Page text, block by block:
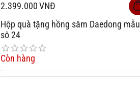
2.399.000VNĐ
Hộp quà tặng hồng sâm Daedong mẫu
sô 24
Còn hàng